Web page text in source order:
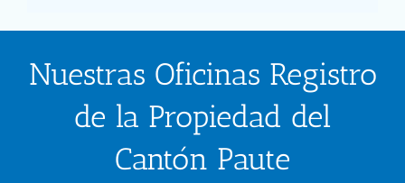
Nuestras Oficinas Registro
de la Propiedad del
Cantón Paute